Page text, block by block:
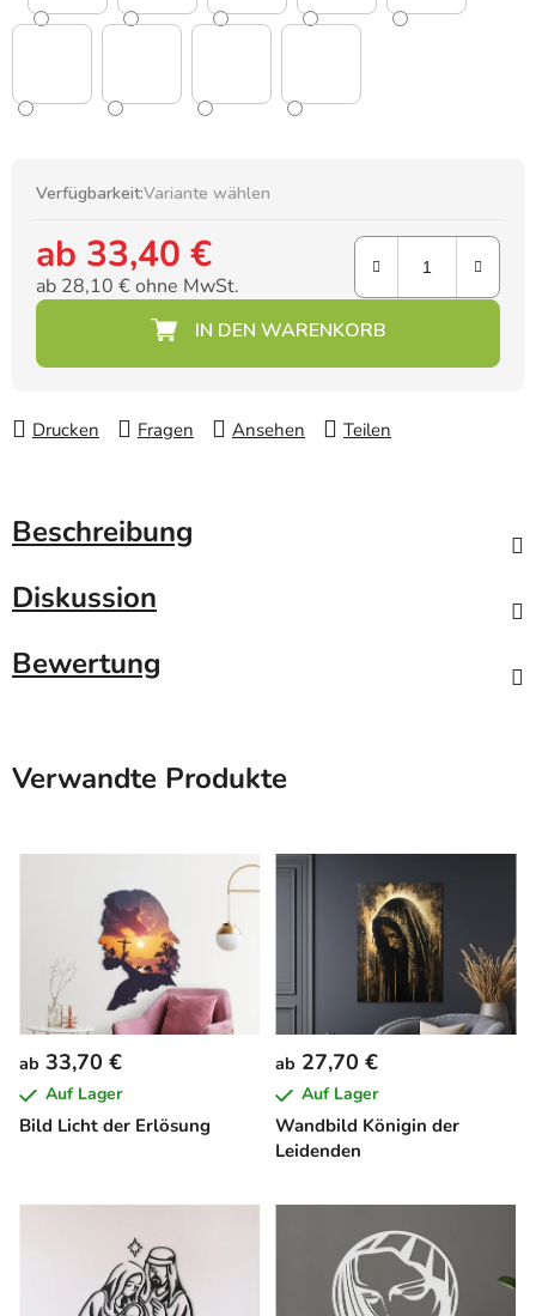
Verfügbarkeit:Variante wählen
ab 33,40 €
ab 28,10 €ohne MwSt.
Verkaufspreis:
Drucken Fragen Ansehen Teilen
Beschreibung
Diskussion
Bewertung
Verwandte Produkte
Bild Licht der Erlösung
ab 33,70 €
Auf Lager
Wandbild Königin der
Leidenden
ab 27,70 €
Auf Lager